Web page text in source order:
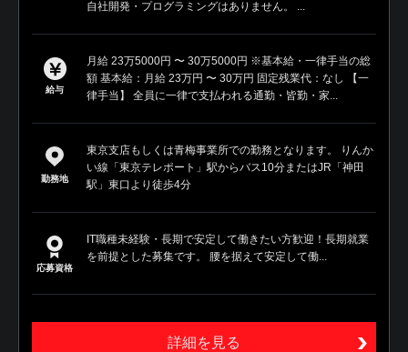
自社開発・プログラミングはありません。 ...
給与
月給 23万5000円 〜 30万5000円 ※基本給・一律手当の総
額 基本給：月給 23万円 〜 30万円 固定残業代：なし 【一
律手当】 全員に一律で支払われる通勤・皆勤・家...
勤務地
東京支店もしくは青梅事業所での勤務となります。 りんか
い線「東京テレポート」駅からバス10分またはJR「神田
駅」東口より徒歩4分
応募資格
IT職種未経験・長期で安定して働きたい方歓迎！長期就業
を前提とした募集です。 腰を据えて安定して働...
詳細を見る